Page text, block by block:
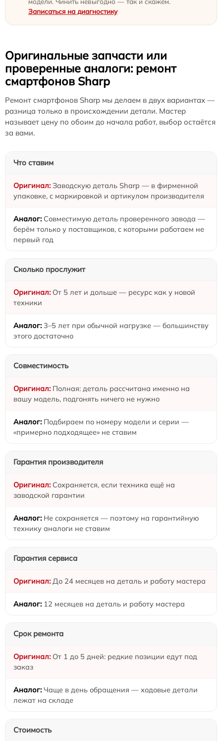
Записаться на диагностику
Оригинальные запчасти или
проверенные аналоги: ремонт
смартфонов Sharp
Ремонт смартфонов Sharp мы делаем в двух вариантах —
разница только в происхождении детали. Мастер
называет цену по обоим до начала работ, выбор остаётся
за вами.
Что ставим
Заводскую деталь Sharp — в фирменной
упаковке, с маркировкой и артикулом производителя
Совместимую деталь проверенного завода —
берём только у поставщиков, с которыми работаем не
первый год
Сколько прослужит
От 5 лет и дольше — ресурс как у новой
техники
3–5 лет при обычной нагрузке — большинству
этого достаточно
Совместимость
Полная: деталь рассчитана именно на
вашу модель, подгонять ничего не нужно
Подбираем по номеру модели и серии —
«примерно подходящее» не ставим
Гарантия производителя
Сохраняется, если техника ещё на
заводской гарантии
Не сохраняется — поэтому на гарантийную
технику аналоги не ставим
Гарантия сервиса
До 24 месяцев на деталь и работу мастера
12 месяцев на деталь и работу мастера
Срок ремонта
От 1 до 5 дней: редкие позиции едут под
заказ
Чаще в день обращения — ходовые детали
лежат на складе
Стоимость